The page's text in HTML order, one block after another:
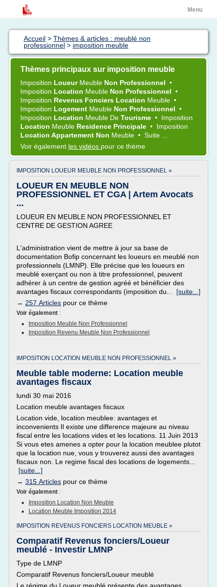
Menu
Accueil > Thèmes & articles : meublé non
professionnel > imposition meuble
Thèmes principaux sur imposition meuble
Imposition Loueur Meuble Non Professionnel •
Imposition Location Meuble Non Professionnel •
Imposition Revenus Fonciers Location Meuble •
Imposition Logement Meuble Non Professionnel •
Imposition Location Meuble De Tourisme • Imposition
Location Meuble Residence Principale • Imposition
Location Appartement Non Meuble • Suite ...
Voir également les vidéos pour ce thème
IMPOSITION LOUEUR MEUBLE NON PROFESSIONNEL »
LOUEUR EN MEUBLE NON
PROFESSIONNEL ET CGA | Artem Avocats
...
LOUEUR EN MEUBLE NON PROFESSIONNEL ET
CENTRE DE GESTION AGREE
L'administration vient de mettre à jour sa base de
documentation Bofip concernant les loueurs en meublé non
professionnels (LMNP). Elle précise que les loueurs en
meublé exerçant ou non à titre professionnel, peuvent
adhérer à un centre de gestion agréé et bénéficier des
avantages fiscaux correspondants (imposition du... [suite...]
→ 257 Articles pour ce thème
Voir également :
Imposition Meuble Non Professionnel
Imposition Revenu Meuble Non Professionnel
IMPOSITION LOCATION MEUBLE NON PROFESSIONNEL »
Meuble table moderne: Location meuble
avantages fiscaux
lundi 30 mai 2016
Location meuble avantages fiscaux
Location vide, location meublee: avantages et
inconvenients Il existe une difference majeure au niveau
fiscal entre les locations vides et les locations. 11 Juin 2013
Si vous etes amenes a opter pour la location meublee plutot
que la location nue, vous y trouverez aussi des avantages
fiscaux non. Le regime fiscal des locations de logements...
[suite...]
→ 315 Articles pour ce thème
Voir également :
Imposition Location Non Meuble
Location Meuble Imposition 2014
IMPOSITION REVENUS FONCIERS LOCATION MEUBLE »
Comparatif Revenus fonciers/Loueur
meublé - Investir LMNP
Type de LMNP
Comparatif Revenus fonciers/Loueur meublé